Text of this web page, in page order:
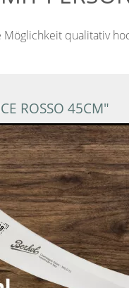
qualitativ
ROSSO 45CM"